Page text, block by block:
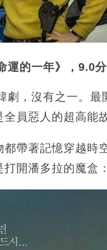
運的一年》，9.0分
劇，沒有之一。
員惡人的超高能
都帶著記憶穿越時
開潘多拉的魔盒